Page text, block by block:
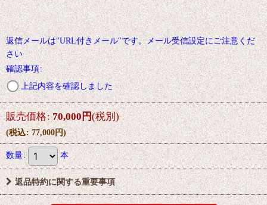
返信メールは"URL付きメール"です。メール受信設定にご注意くだ
さい
確認事項:
上記内容を確認しました
販売価格: 70,000円(税別)
(税込: 77,000円)
数量: 本
返品特約に関する重要事項